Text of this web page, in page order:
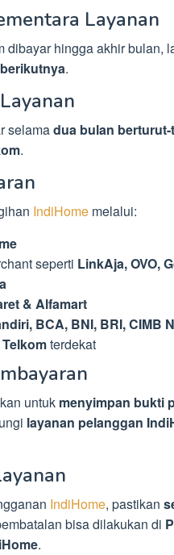
Layanan
dibayar hingga akhir bulan,
.
selamadua bulan
.
IndiHome melalui:
seperti LinkAja, OVO,
& Alfamart
BCA, BNI, BRI, CIMB
terdekat
untuk menyimpan bukti
layanan pelanggan
IndiHome, pastikan
bisa dilakukan di
.